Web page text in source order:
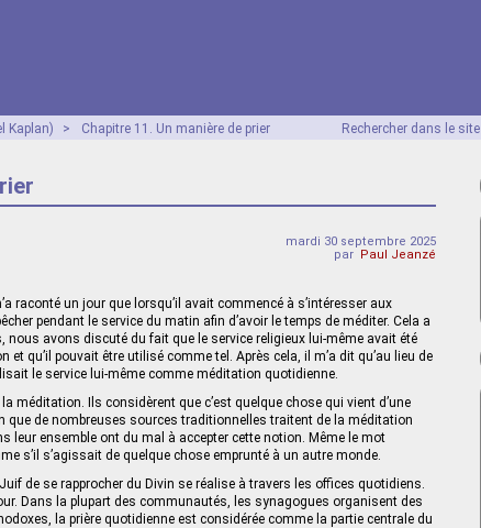
Rechercher dans le site
Kaplan) > Chapitre 11. Un manière de prier
mardi 30 septembre 2025
par Paul Jeanzé
raconté un jour que lorsqu’il avait commencé à s’intéresser aux
pendant le service du matin afin d’avoir le temps de méditer. Cela a
nous avons discuté du fait que le service religieux lui-même avait été
et qu’il pouvait être utilisé comme tel. Après cela, il m’a dit qu’au lieu de
le service lui-même comme méditation quotidienne.
méditation. Ils considèrent que c’est quelque chose qui vient d’une
que de nombreuses sources traditionnelles traitent de la méditation
leur ensemble ont du mal à accepter cette notion. Même le mot
s’il s’agissait de quelque chose emprunté à un autre monde.
de se rapprocher du Divin se réalise à travers les offices quotidiens.
Dans la plupart des communautés, les synagogues organisent des
la prière quotidienne est considérée comme la partie centrale du